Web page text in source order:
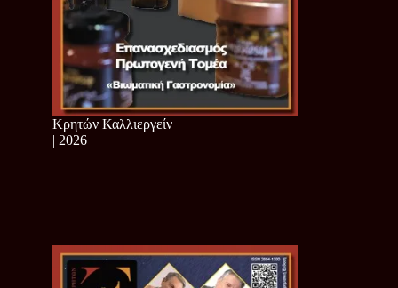
Κρητών Καλλιεργείν
| 2026